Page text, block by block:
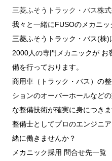
Canter EX
小型トラック
Rosa
小型バス
Aero Star
大型バス
産業用エンジン
全製品
eモビリティ
中古車
クイックリンク
ボディビルダーポータルサイト
中古車
カタログ請求
トラックコネクト
& バスコネクト
テレマティクスソリューション
オンラインパーツショッ
三菱ふそう純正部品
ふそうバリューパーツ
純正アクセサリー
純正油脂ケミカル
純正リマニ部品
サービス
純正メンテナンス・車検
FUSO VALUE
材料調査・分析サービス
ふそうの高品質調査 マテ
三菱ふそう_ショップ
レスキューマニュアル・
プライバシーポリシー
DTFSA: 社員等個人情報
反社会的勢力に対する基
指定信用情報機関
商品案内
FUSOパワーリース
FUSOあんしんリース
FUSOマイレージリース
オートローン
FUSO VALUE
FUSOリース
FUSOリース カスタマー
重要なお知らせ
お知らせ
ニュースリリース
企業からのお知らせ
お客様へのお知らせ
リコール情報
大型車脱輪事故防止活動に
採用情報
販売店検索
ふそうライフ
三菱ふそうトラック・バス株
我々と一緒にFUSOのメカニ
三菱ふそうトラック・バス(株
2000人の専門メカニックが お
備を行っております。
商用車（トラック・バス）の
ションのオーバーホールなど
な整備技術が確実に身につきま
整備士としてプロのエンジニ
緒に働きませんか？
メカニック採用 問合せ先一覧